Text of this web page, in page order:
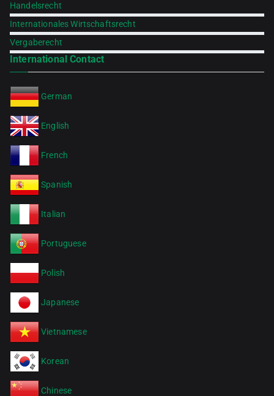
Handelsrecht
Internationales Wirtschaftsrecht
Vergaberecht
International Contact
German
English
French
Spanish
Italian
Portuguese
Polish
Japanese
Vietnamese
Korean
Chinese